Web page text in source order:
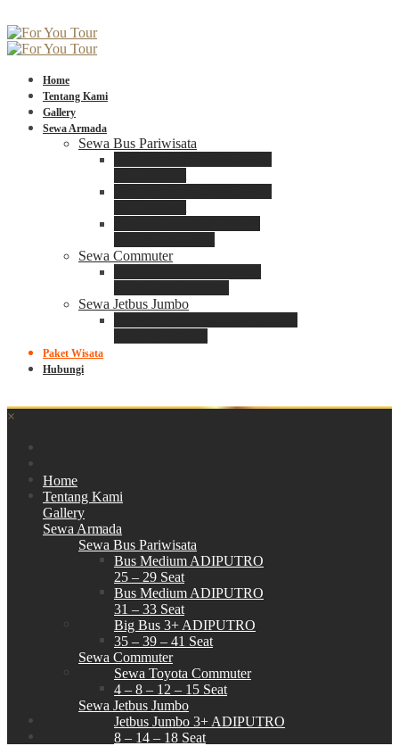
Home
Tentang Kami
Gallery
Sewa Armada
Sewa Bus Pariwisata
Sewa Commuter
Sewa Jetbus Jumbo
Paket Wisata
Hubungi
×
Home
Tentang Kami
Gallery
Sewa Armada
Sewa Bus Pariwisata
Bus Medium ADIPUTRO
25 – 29 Seat
Bus Medium ADIPUTRO
31 – 33 Seat
Big Bus 3+ ADIPUTRO
35 – 39 – 41 Seat
Sewa Commuter
Sewa Toyota Commuter
4 – 8 – 12 – 15 Seat
Sewa Jetbus Jumbo
Jetbus Jumbo 3+ ADIPUTRO
8 – 14 – 18 Seat